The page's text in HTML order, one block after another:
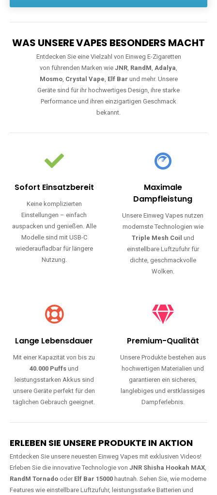
WAS UNSERE VAPES BESONDERS MACHT
Entdecken Sie eine Vielzahl von Einweg E-Zigaretten
von führenden Marken wie JNR, RandM, Adalya,
Mosmo, Crystal Vape, Elf Bar und mehr. Unsere
Geräte sind für ihr hochwertiges Design, ihre starke
Performance und ihren einzigartigen Geschmack
bekannt.
Sofort Einsatzbereit
Keine komplizierten
Einstellungen – einfach
auspacken und genießen. Alle
Modelle sind mit USB-C
wiederaufladbar für längere
Nutzung.
Maximale
Dampfleistung
Unsere Einweg Vapes nutzen
modernste Technologien wie
Triple Mesh Coil und
einstellbare Luftzufuhr für
dichte, geschmackvolle
Wolken.
Lange Lebensdauer
Mit einer Kapazität von bis zu
40.000 Puffs und
leistungsstarken Akkus sind
unsere Geräte perfekt für den
täglichen Gebrauch geeignet.
Premium-Qualität
Unsere Produkte bestehen aus
hochwertigen Materialien und
garantieren ein sicheres,
langlebiges und erstklassiges
Dampferlebnis.
ERLEBEN SIE UNSERE PRODUKTE IN AKTION
Entdecken Sie unsere neuesten Einweg Vapes mit exklusiven Videos!
Erleben Sie die innovative Technologie von JNR Shisha Hookah MAX,
RandM Tornado oder Elf Bar 15000 hautnah. Sehen Sie, wie moderne
Features wie einstellbare Luftzufuhr, leistungsstarke Batterien und